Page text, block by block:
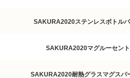
SAKURA2020ステンレスボトル
SAKURA2020マグルーセン
SAKURA2020耐熱グラスマグスパ